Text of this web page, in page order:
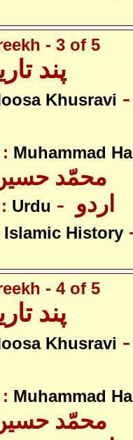
- 3 of 5
پند
Khusravi
Muhammad
محمّد
Urdu
Islamic History
- 4 of 5
پند
Khusravi
Muhammad
محمّد